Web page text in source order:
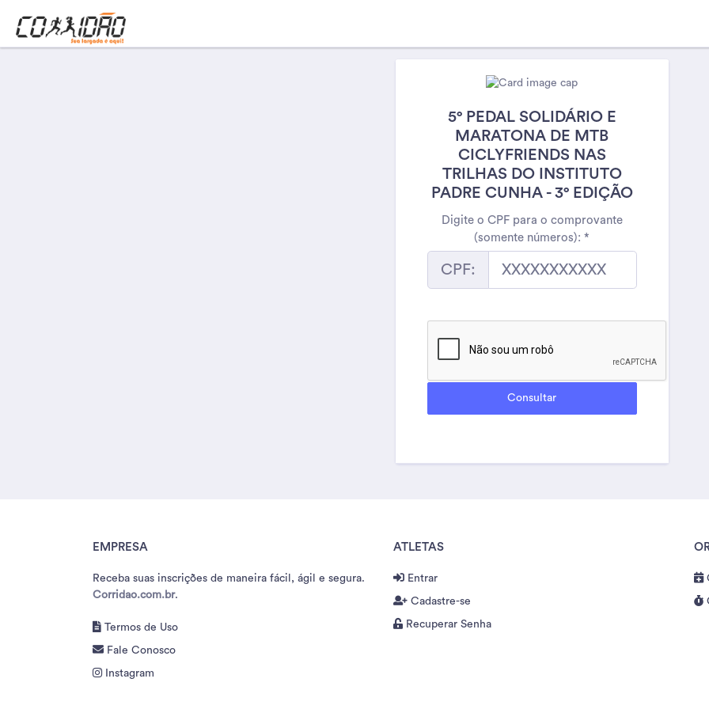
5° PEDAL SOLIDÁRIO E
MARATONA DE MTB
CICLYFRIENDS NAS
TRILHAS DO INSTITUTO
PADRE CUNHA - 3° EDIÇÃO
Digite o CPF para o comprovante
(somente números): *
CPF:
EMPRESA
Receba suas inscrições de maneira fácil, ágil e segura.
Corridao.com.br.
Termos de Uso
Fale Conosco
Instagram
ATLETAS
Entrar
Cadastre-se
Recuperar Senha